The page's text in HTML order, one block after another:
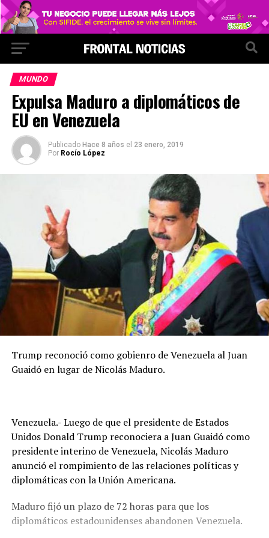
MUNDO
Expulsa Maduro a diplomáticos de
EU en Venezuela
Publicado Hace 8 años el 23 enero, 2019
Por Rocío López
Trump reconoció como gobienro de Venezuela al Juan
Guaidó en lugar de Nicolás Maduro.
Venezuela.- Luego de que el presidente de Estados
Unidos Donald Trump reconociera a Juan Guaidó como
presidente interino de Venezuela, Nicolás Maduro
anunció el rompimiento de las relaciones políticas y
diplomáticas con la Unión Americana.
Maduro fijó un plazo de 72 horas para que los
diplomáticos estadounidenses abandonen Venezuela.